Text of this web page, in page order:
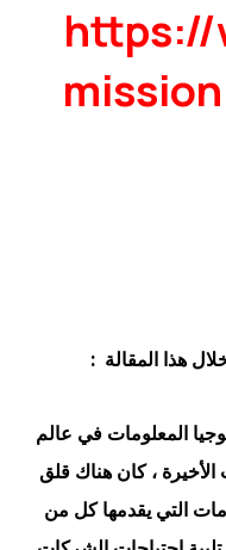
هذا المقالة :
المعلومات في عالم
، كان هناك قلق
التي يقدمها كل من